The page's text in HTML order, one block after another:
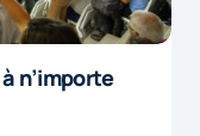
n’importe